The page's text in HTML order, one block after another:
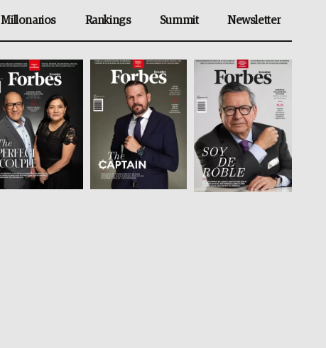
Millonarios Rankings Summit Newsletter